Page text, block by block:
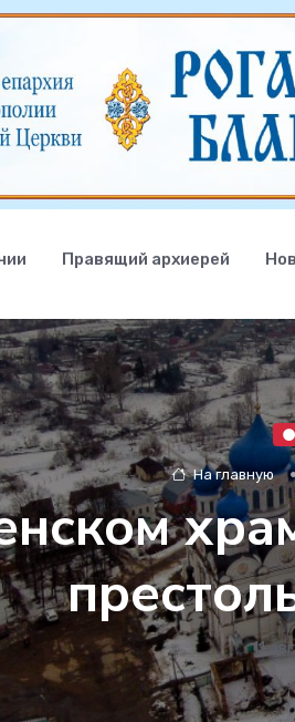
Правящий архиерей
На главную
11